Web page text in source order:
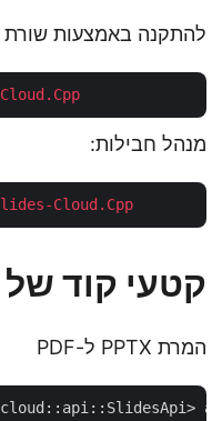
להתקנה באמצעות שורת
Cloud.Cpp
מנהל חבילות:
Cloud.Cpp
קטעי קוד של
המרת PPTX ל-PDF